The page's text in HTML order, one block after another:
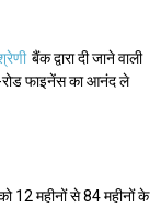
बैंक द्वारा दी जाने वाली
फाइनेंस का आनंद ले
12 महीनों से 84 महीनों के